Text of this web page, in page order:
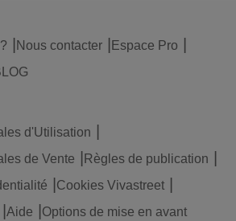
Nous contacter
Espace Pro
d'Utilisation
de Vente
Règles de publication
Cookies Vivastreet
Aide Options de mise en avant